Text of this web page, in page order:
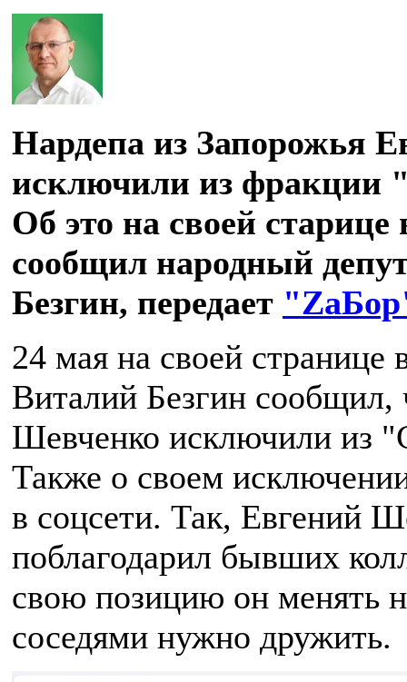
Нардепа из Запорожья
исключили из фракции
Об это на своей
сообщил народный
Безгин, передает
24 мая на своей странице
Виталий Безгин сообщил,
Шевченко исключили из
Также о своем
в соцсети. Так, Евгений
поблагодарил бывших
свою позицию он менять
соседями нужно дружить.